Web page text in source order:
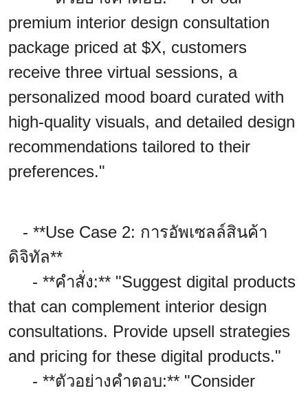
premium interior design consultation
package priced at $X, customers
receive three virtual sessions, a
personalized mood board curated with
high-quality visuals, and detailed design
recommendations tailored to their
preferences."
- **Use Case 2: การอัพเซลล์สินค้า
ดิจิทัล**
- **คำสั่ง:** "Suggest digital products
that can complement interior design
consultations. Provide upsell strategies
and pricing for these digital products."
- **ตัวอย่างคำตอบ:** "Consider